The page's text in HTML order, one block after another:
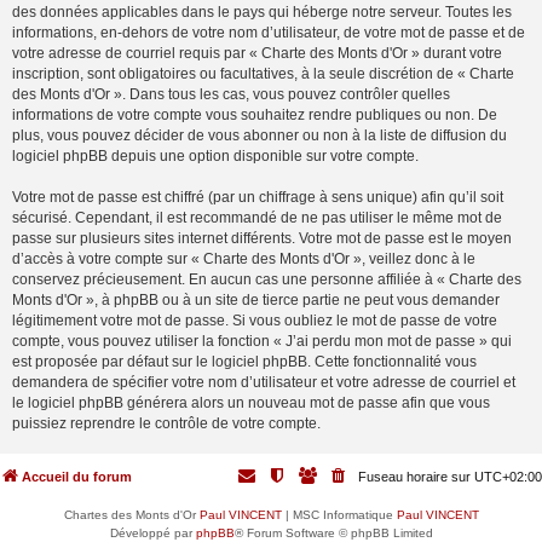
des données applicables dans le pays qui héberge notre serveur. Toutes les
informations, en-dehors de votre nom d’utilisateur, de votre mot de passe et de
votre adresse de courriel requis par « Charte des Monts d'Or » durant votre
inscription, sont obligatoires ou facultatives, à la seule discrétion de « Charte
des Monts d'Or ». Dans tous les cas, vous pouvez contrôler quelles
informations de votre compte vous souhaitez rendre publiques ou non. De
plus, vous pouvez décider de vous abonner ou non à la liste de diffusion du
logiciel phpBB depuis une option disponible sur votre compte.
Votre mot de passe est chiffré (par un chiffrage à sens unique) afin qu’il soit
sécurisé. Cependant, il est recommandé de ne pas utiliser le même mot de
passe sur plusieurs sites internet différents. Votre mot de passe est le moyen
d’accès à votre compte sur « Charte des Monts d'Or », veillez donc à le
conservez précieusement. En aucun cas une personne affiliée à « Charte des
Monts d'Or », à phpBB ou à un site de tierce partie ne peut vous demander
légitimement votre mot de passe. Si vous oubliez le mot de passe de votre
compte, vous pouvez utiliser la fonction « J’ai perdu mon mot de passe » qui
est proposée par défaut sur le logiciel phpBB. Cette fonctionnalité vous
demandera de spécifier votre nom d’utilisateur et votre adresse de courriel et
le logiciel phpBB générera alors un nouveau mot de passe afin que vous
puissiez reprendre le contrôle de votre compte.
Accueil du forum Fuseau horaire sur UTC+02:00
Chartes des Monts d'OrPaul VINCENT| MSC Informatique Paul VINCENT
Développé parphpBB® Forum Software © phpBB Limited